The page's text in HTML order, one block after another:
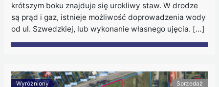
krótszym boku znajduje się urokliwy staw. W drodze
są prąd i gaz, istnieje możliwość doprowadzenia wody
od ul. Szwedzkiej, lub wykonanie własnego ujęcia. […]
Wyróżniony Sprzedaż